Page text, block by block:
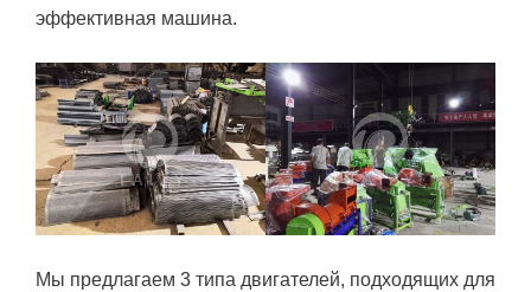
эффективная машина.
Мы предлагаем 3 типа двигателей, подходящих для